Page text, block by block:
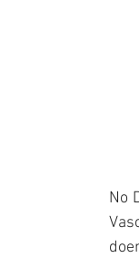
No